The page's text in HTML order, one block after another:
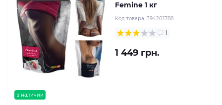
в наличии
Femine 1 кг
Код товара: 394201788
1
1 449 грн.